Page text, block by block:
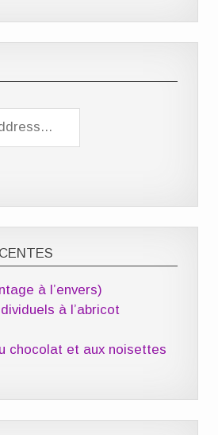
à l’envers)
à l’abricot
chocolat et aux noisettes